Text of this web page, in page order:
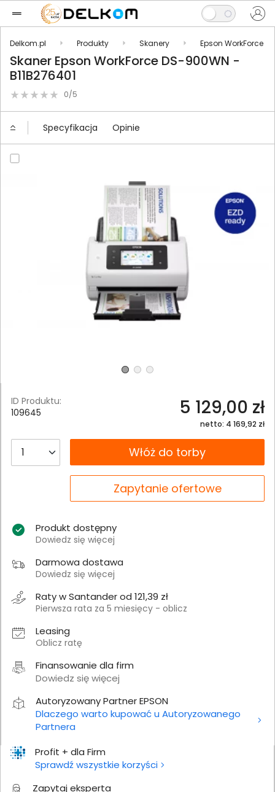
Delkom.pl Produkty Skanery Epson WorkForce
Skaner Epson WorkForce DS-900WN -
B11B276401
0/5
Specyfikacja Opinie
Profit + dla Firm
Sprawdź wszystkie korzyści
Zapytaj eksperta
ID Produktu:
109645
5 129,00 zł
netto: 4 169,92 zł
__B2C.PRODUCT.QUANTITYWłóż do torby
Zapytanie ofertowe
Produkt dostępny
Dowiedz się więcej
Darmowa dostawa
Dowiedz się więcej
Raty w Santander od 121,39 zł
Pierwsza rata za 5 miesięcy - oblicz
Leasing
Oblicz ratę
Finansowanie dla firm
Dowiedz się więcej
Autoryzowany Partner EPSON
Dlaczego warto kupować u Autoryzowanego
Partnera